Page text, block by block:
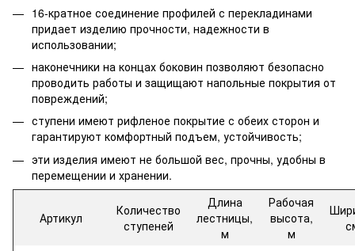
16-кратное соединение профилей с перекладинами
придает изделию прочности, надежности в
использовании;
наконечники на концах боковин позволяют безопасно
проводить работы и защищают напольные покрытия от
повреждений;
ступени имеют рифленое покрытие с обеих сторон и
гарантируют комфортный подъем, устойчивость;
эти изделия имеют не большой вес, прочны, удобны в
перемещении и хранении.
Артикул
Количество
ступеней
Длина
лестницы,
м
Рабочая
высота,
м